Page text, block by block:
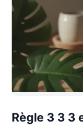
Règle 3 3 3